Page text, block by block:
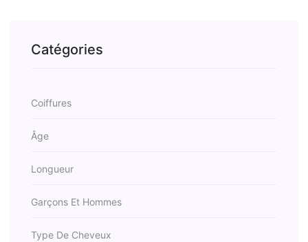
Catégories
Coiffures
Âge
Longueur
Garçons Et Hommes
Type De Cheveux